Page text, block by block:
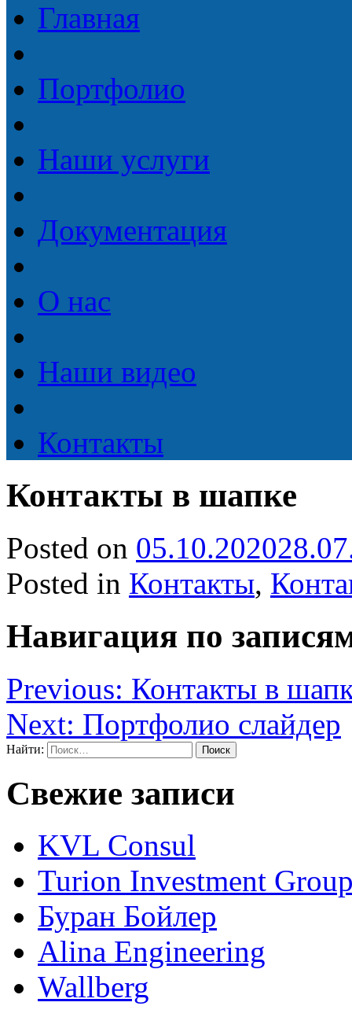
Главная
Портфолио
Наши услуги
Документация
О нас
Наши видео
Контакты
Контакты в шапке
Posted on 05.10.2020
Posted in Контакты,
Навигация по
Previous: Контакты в
Next: Портфолио слайдер
Найти:
Свежие записи
KVL Consul
Turion Investment
Буран Бойлер
Alina Engineering
Wallberg